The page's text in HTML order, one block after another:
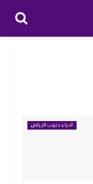
أحياء جنوب الرياض